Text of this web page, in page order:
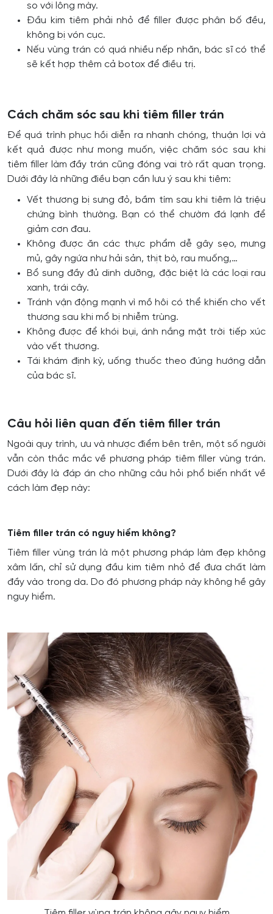
so với lông mày.
Đầu kim tiêm phải nhỏ để filler được phân bố đều,
không bị vón cục.
Nếu vùng trán có quá nhiều nếp nhăn, bác sĩ có thể
sẽ kết hợp thêm cả botox để điều trị.
Cách chăm sóc sau khi tiêm filler trán
Để quá trình phục hồi diễn ra nhanh chóng, thuận lợi và
kết quả được như mong muốn, việc chăm sóc sau khi
tiêm filler làm đầy trán cũng đóng vai trò rất quan trọng.
Dưới đây là những điều bạn cần lưu ý sau khi tiêm:
Vết thương bị sưng đỏ, bầm tím sau khi tiêm là triệu
chứng bình thường. Bạn có thể chườm đá lạnh để
giảm cơn đau.
Không được ăn các thực phẩm dễ gây sẹo, mưng
mủ, gây ngứa như hải sản, thịt bò, rau muống,…
Bổ sung đầy đủ dinh dưỡng, đặc biệt là các loại rau
xanh, trái cây.
Tránh vận động mạnh vì mồ hôi có thể khiến cho vết
thương sau khi mổ bị nhiễm trùng.
Không được để khói bụi, ánh nắng mặt trời tiếp xúc
vào vết thương.
Tái khám định kỳ, uống thuốc theo đúng hướng dẫn
của bác sĩ.
Câu hỏi liên quan đến tiêm filler trán
Ngoài quy trình, ưu và nhược điểm bên trên, một số người
vẫn còn thắc mắc về phương pháp tiêm filler vùng trán.
Dưới đây là đáp án cho những câu hỏi phổ biến nhất về
cách làm đẹp này:
Tiêm filler trán có nguy hiểm không?
Tiêm filler vùng trán là một phương pháp làm đẹp không
xâm lấn, chỉ sử dụng đầu kim tiêm nhỏ để đưa chất làm
đầy vào trong da. Do đó phương pháp này không hề gây
nguy hiểm.